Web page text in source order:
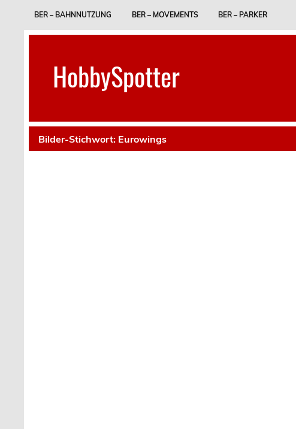
BER – BAHNNUTZUNG BER – MOVEMENTS BER – PARKER
HobbySpotter
Bilder-Stichwort: Eurowings